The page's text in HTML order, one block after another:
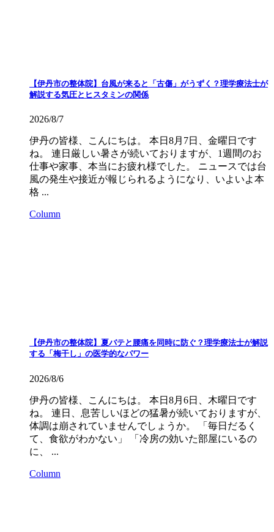
【伊丹市の整体院】台風が来ると「古傷」がうずく？理学療法士が
解説する気圧とヒスタミンの関係
2026/8/7
伊丹の皆様、こんにちは。 本日8月7日、金曜日です
ね。 連日厳しい暑さが続いておりますが、1週間のお
仕事や家事、本当にお疲れ様でした。 ニュースでは台
風の発生や接近が報じられるようになり、いよいよ本
格 ...
Column
【伊丹市の整体院】夏バテと腰痛を同時に防ぐ？理学療法士が解説
する「梅干し」の医学的なパワー
2026/8/6
伊丹の皆様、こんにちは。 本日8月6日、木曜日です
ね。 連日、息苦しいほどの猛暑が続いておりますが、
体調は崩されていませんでしょうか。 「毎日だるく
て、食欲がわかない」 「冷房の効いた部屋にいるの
に、 ...
Column